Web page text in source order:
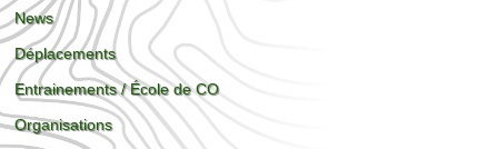
News
Déplacements
Entrainements / École de CO
Organisations